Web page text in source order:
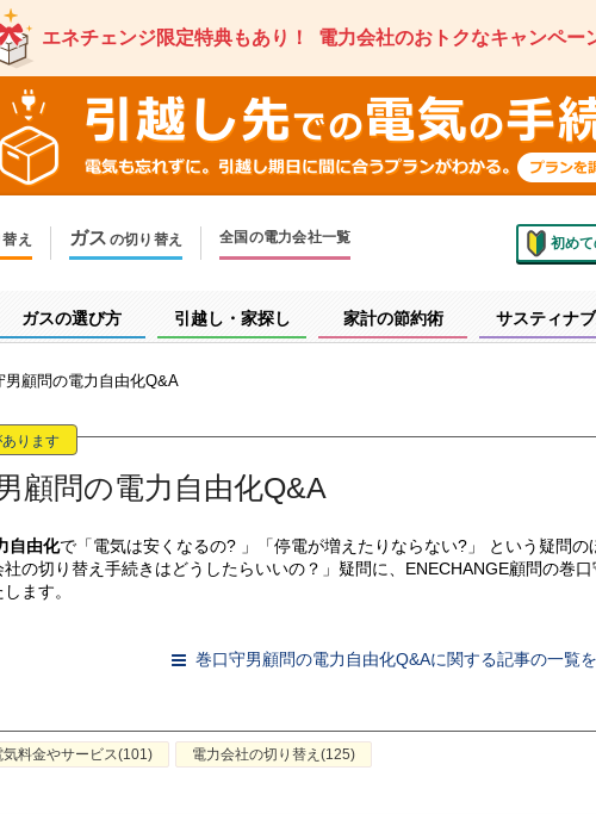
エネチェンジ限定特典もあり！ 電力会社のおトクなキャンペー
え
込み
ガス の切り替え
引越しで新しく申し込み
全国の電力会社一覧 初め
ガスの選び方 引越し・家探し 家計の節約術 サスティナ
男顧問の電力自由化Q&A
顧問の電力自由化Q&A
ります
自由化で「電気は安くなるの? 」「停電が増えたりならない?」 という疑問の
の切り替え手続きはどうしたらいいの？」疑問に、ENECHANGE顧問の巻口
ます。
巻口守男顧問の電力自由化Q&Aに関する記事の一覧
料金やサービス(101) 電力会社の切り替え(125)